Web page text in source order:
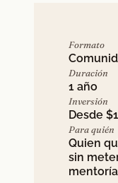
Formato
Duración
1 año
Inversión
Desde
Para quién
Quien
sin